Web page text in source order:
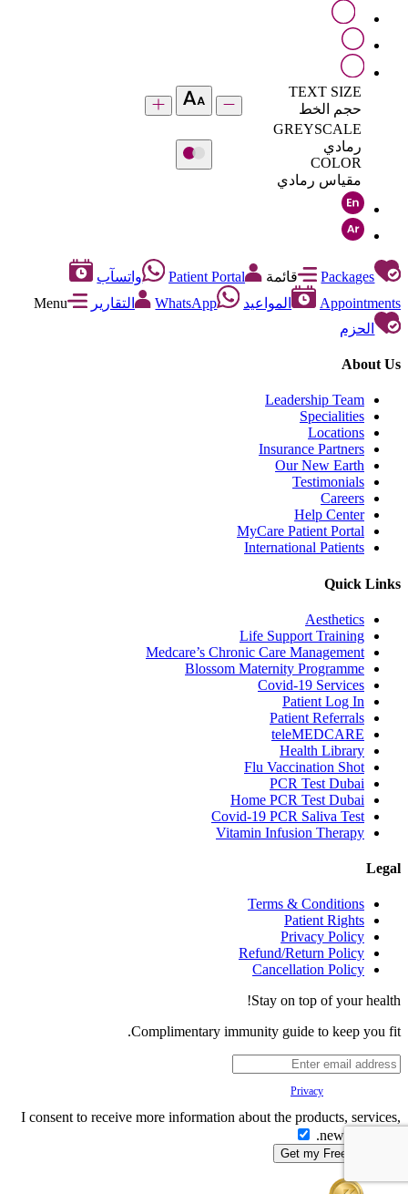
TEXT SIZE
حجم الخط
GREYSCALE
رمادي
COLOR
مقياس رمادي
Packages قائمة Patient Portal
واتسآب
Appointments
المواعيد WhatsApp التقارير
Menu
الحزم
About Us
Leadership Team
Specialities
Locations
Insurance Partners
Our New Earth
Testimonials
Careers
Help Center
MyCare Patient Portal
International Patients
Quick Links
Aesthetics
Life Support Training
Medcare’s Chronic Care Management
Blossom Maternity Programme
Covid-19 Services
Patient Log In
Patient Referrals
teleMEDCARE
Health Library
Flu Vaccination Shot
PCR Test Dubai
Home PCR Test Dubai
Covid-19 PCR Saliva Test
Vitamin Infusion Therapy
Legal
Terms & Conditions
Patient Rights
Privacy Policy
Refund/Return Policy
Cancellation Policy
Stay on top of your health!
Complimentary immunity guide to keep you fit.
Privacy
I consent to receive more information about the products, services,
news & offers.